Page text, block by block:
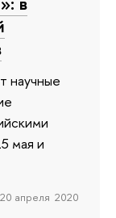
научные
мая и
20 апреля 2020